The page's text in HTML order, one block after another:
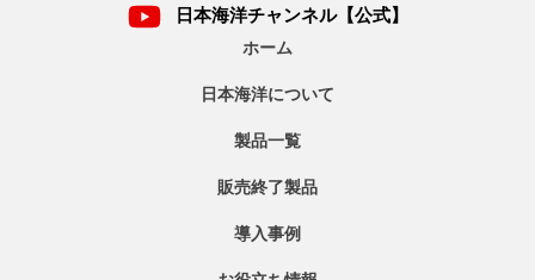
日本海洋チャンネル【公式】
ホーム
日本海洋について
製品一覧
販売終了製品
導入事例